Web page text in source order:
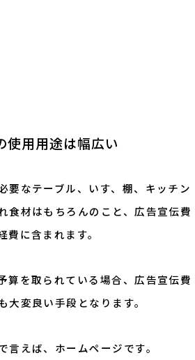
使用用途は幅広い
要なテーブル、いす、棚、キッチン
食材はもちろんのこと、広告宣伝費
に含まれます。
算を取られている場合、広告宣伝費
大変良い手段となります。
言えば、ホームページです。